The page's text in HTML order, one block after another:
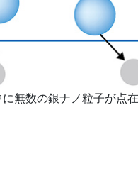
無数の銀ナノ粒子が点